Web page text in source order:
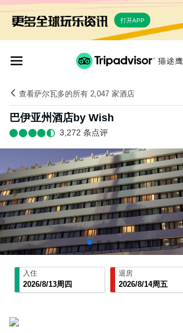
打开APP
查看萨尔瓦多的所有 2,047 家酒店
巴伊亚州酒店by Wish
3,272 条点评
入住
2026/8/13周四
退房
2026/8/14周五